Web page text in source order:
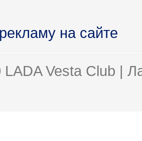
на сайте
Vesta Club |